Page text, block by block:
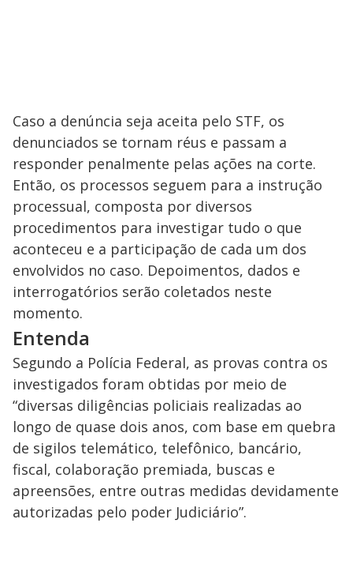
Caso a denúncia seja aceita pelo STF, os
denunciados se tornam réus e passam a
responder penalmente pelas ações na corte.
Então, os processos seguem para a instrução
processual, composta por diversos
procedimentos para investigar tudo o que
aconteceu e a participação de cada um dos
envolvidos no caso. Depoimentos, dados e
interrogatórios serão coletados neste
momento.
Entenda
Segundo a Polícia Federal, as provas contra os
investigados foram obtidas por meio de
“diversas diligências policiais realizadas ao
longo de quase dois anos, com base em quebra
de sigilos telemático, telefônico, bancário,
fiscal, colaboração premiada, buscas e
apreensões, entre outras medidas devidamente
autorizadas pelo poder Judiciário”.